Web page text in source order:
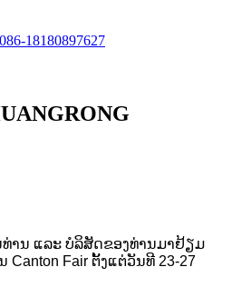
18180897627
ທ່ານ ແລະ ບໍລິສັດຂອງທ່ານມາຢ້ຽມ
Canton Fair ຕັ້ງແຕ່ວັນທີ 23-27